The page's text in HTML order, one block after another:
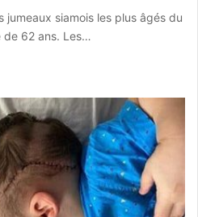
jumeaux siamois les plus âgés du
de 62 ans. Les…